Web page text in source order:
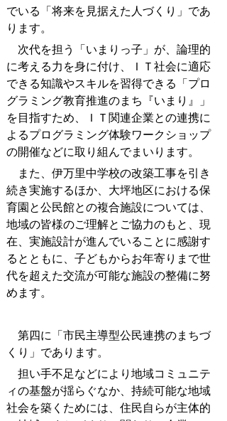
でいる「将来を見据えた人づくり」であ
ります。
次代を担う「いまりっ子」が、論理的
に考える力を身に付け、ＩＴ社会に適応
できる知識やスキルを習得できる「プロ
グラミング教育推進のまち『いまり』」
を目指すため、ＩＴ関連企業との連携に
よるプログラミング体験ワークショップ
の開催などに取り組んでまいります。
また、伊万里中学校の改築工事を引き
続き実施するほか、大坪地区における保
育園と公民館との複合施設については、
地域の皆様のご理解とご協力のもと、現
在、実施設計が進んでいることに感謝す
るとともに、子どもからお年寄りまで世
代を超えた交流が可能な施設の整備に努
めます。
第四に「市民主導型公民連携のまちづ
くり」であります。
担い手不足などにより地域コミュニテ
ィの基盤が揺らぐなか、持続可能な地域
社会を築くためには、住民自らが主体的